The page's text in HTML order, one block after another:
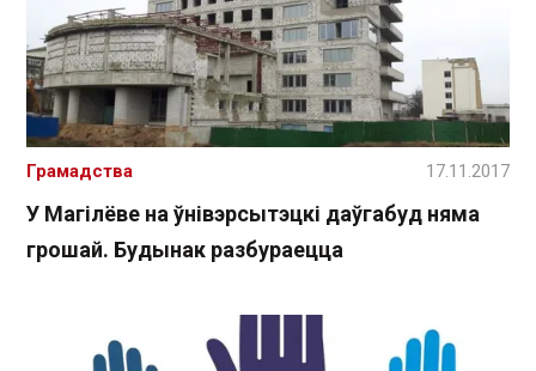
У Магілёве на ўнівэрсытэцкі даўгабуд няма
грошай. Будынак разбураецца
Грамадства 17.11.2017